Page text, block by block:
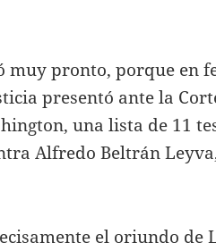
muy pronto, porque en
presentó ante la
una lista de 11
Alfredo Beltrán
el oriundo de